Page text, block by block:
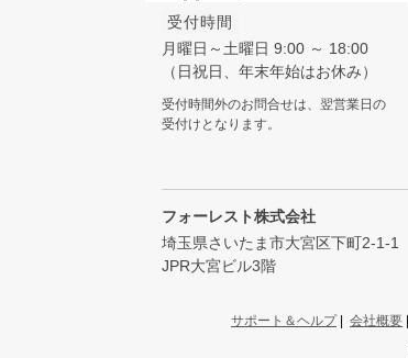
受付時間
月曜日～土曜日 9:00 ～ 18:00
（日祝日、年末年始はお休み）
受付時間外のお問合せは、翌営業日の
受付けとなります。
フォーレスト株式会社
埼玉県さいたま市大宮区下町2-1-1
JPR大宮ビル3階
サポート＆ヘルプ| 会社概要